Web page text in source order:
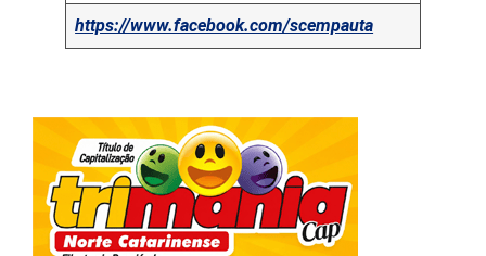
https://www.facebook.com/scempauta